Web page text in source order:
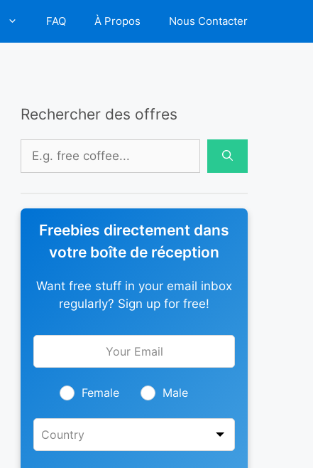
FAQ À Propos Nous Contacter
Rechercher des offres
Rechercher :
Freebies directement dans
votre boîte de réception
Want free stuff in your email inbox
regularly? Sign up for free!
Leave
blank
Female Male